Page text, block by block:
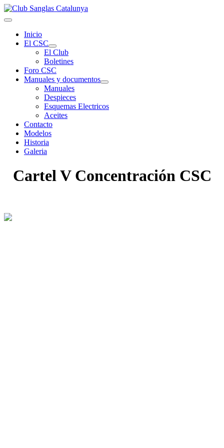
Inicio
El CSC
El Club
Boletines
Foro CSC
Manuales y documentos
Manuales
Despieces
Esquemas Electricos
Aceites
Contacto
Modelos
Historia
Galeria
Cartel V Concentración CSC